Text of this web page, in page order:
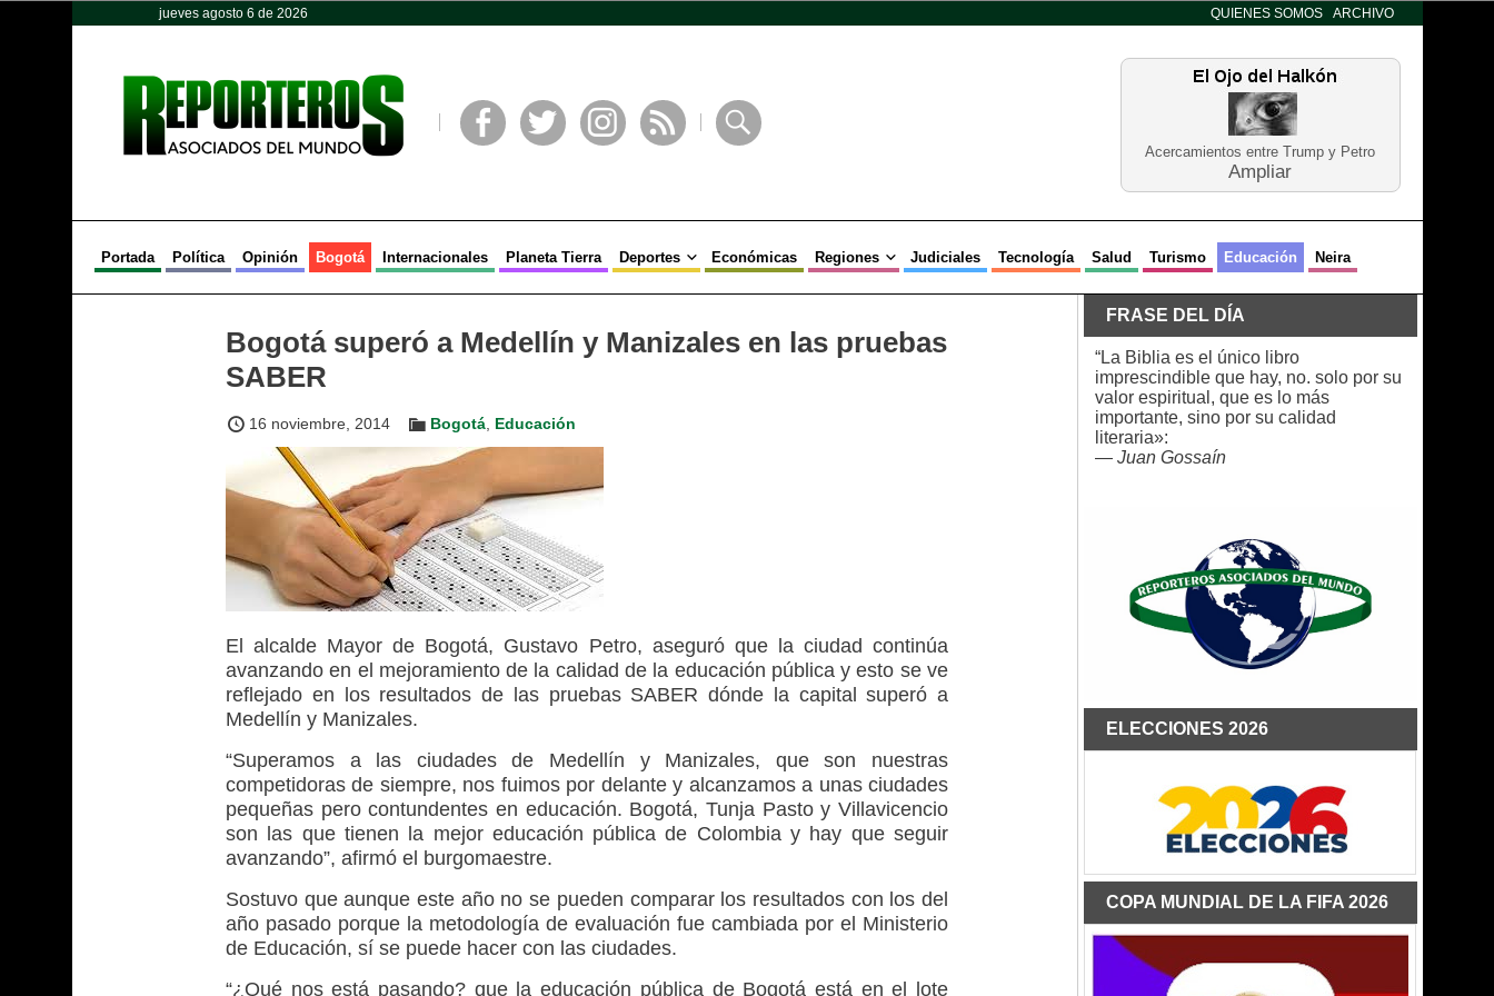
jueves agosto 6 de 2026 QUIENES SOMOS ARCHIVO
Acercamientos entre Trump y Petro
Ampliar
Portada Política Opinión Bogotá Internacionales Planeta Tierra Deportes Económicas Regiones Judiciales Tecnología Salud Turismo Educación Neira
Bogotá superó a Medellín y Manizales en las pruebas
SABER
16 noviembre, 2014 Bogotá Educación
El alcalde Mayor de Bogotá, Gustavo Petro, aseguró que la ciudad continúa
avanzando en el mejoramiento de la calidad de la educación pública y esto se ve
reflejado en los resultados de las pruebas SABER dónde la capital superó a
Medellín y Manizales.
“Superamos a las ciudades de Medellín y Manizales, que son nuestras
competidoras de siempre, nos fuimos por delante y alcanzamos a unas ciudades
pequeñas pero contundentes en educación. Bogotá, Tunja Pasto y Villavicencio
son las que tienen la mejor educación pública de Colombia y hay que seguir
avanzando”, afirmó el burgomaestre.
Sostuvo que aunque este año no se pueden comparar los resultados con los del
año pasado porque la metodología de evaluación fue cambiada por el Ministerio
de Educación, sí se puede hacer con las ciudades.
“¿Qué nos está pasando? que la educación pública de Bogotá está en el lote
FRASE DEL DÍA
“La Biblia es el único libro
imprescindible que hay, no. solo por su
valor espiritual, que es lo más
importante, sino por su calidad
literaria»:
— Juan Gossaín
ELECCIONES 2026
COPA MUNDIAL DE LA FIFA 2026
Opinión Política